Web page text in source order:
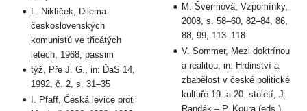
L. Niklíček, Dilema
československých
komunistů ve třicátých
letech, 1968, passim
týž, Pře J. G., in: ĎaS 14,
1992, č. 2, s. 31–35
I. Pfaff, Česká levice proti
M. Švermová, Vzpomínky,
2008, s. 58–60, 82–84, 86,
88, 99, 113–118
V. Sommer, Mezi doktrínou
a realitou, in: Hrdinství a
zbabělost v české politické
kultuře 19. a 20. století, J.
Randák – P. Koura (eds.),